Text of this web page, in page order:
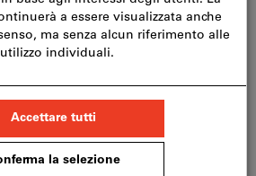
dei preferiti
Catalogo sfogliabile